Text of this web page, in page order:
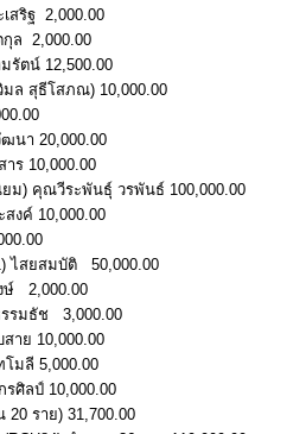
สริฐ 2,000.00
ล 2,000.00
รัตน์ 12,500.00
ล สุธีโสภณ) 10,000.00
นา 20,000.00
ร 10,000.00
ม) คุณวีระพันธุ์ วรพันธ์ 100,000.00
งค์ 10,000.00
ไสยสมบัติ 50,000.00
ษ์ 2,000.00
รมธัช 3,000.00
าย 10,000.00
มลี 5,000.00
ศิลป์ 10,000.00
20 ราย) 31,700.00